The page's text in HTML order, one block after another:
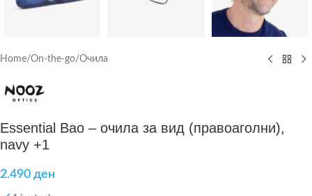
Home/On-the-go/Очила
Essential Bao – очила за вид (правоаголни),
navy +1
2.490 ден